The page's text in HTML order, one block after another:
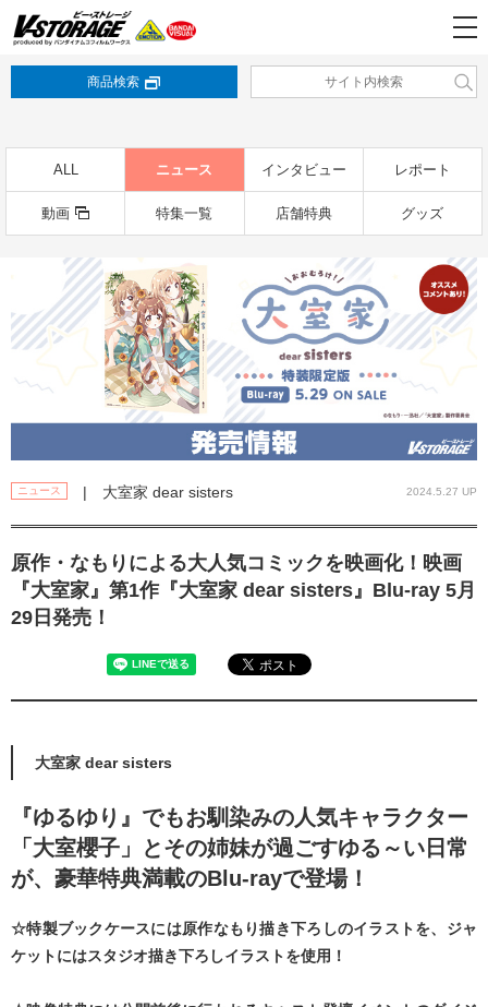
商品検索
ALL ニュース インタビュー レポート
動画 特集一覧 店舗特典 グッズ
ニュース | 大室家 dear sisters 2024.5.27 UP
原作・なもりによる大人気コミックを映画化！映画
『大室家』第1作『大室家 dear sisters』Blu-ray 5月
29日発売！
大室家 dear sisters
『ゆるゆり』でもお馴染みの人気キャラクター
「大室櫻子」とその姉妹が過ごすゆる～い日常
が、豪華特典満載のBlu-rayで登場！
☆特製ブックケースには原作なもり描き下ろしのイラストを、ジャ
ケットにはスタジオ描き下ろしイラストを使用！